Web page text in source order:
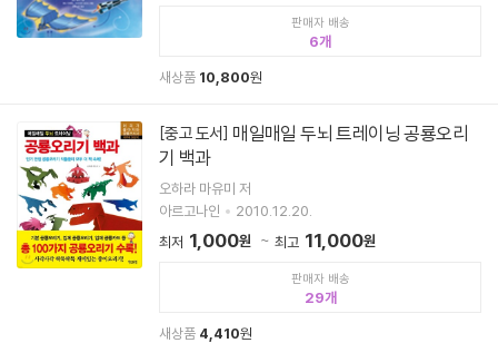
판매자 배송
6
새상품 10,800원
[중고 도서]
기 백과
오하라 마유미 저
아르고나인
2010.12.20.
최저 1,000원 최고 11,000원
판매자 배송
29
새상품 4,410원